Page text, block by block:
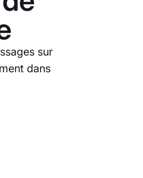
sur
dans